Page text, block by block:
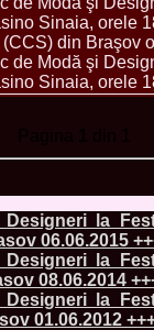
din Braşov
de Modă şi
Sinaia, orele
Designeri la
06.06.2015
Designeri la
08.06.2014
Designeri la
01.06.2012